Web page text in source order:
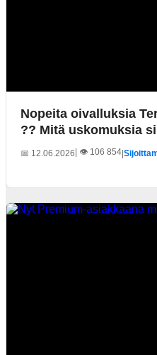
Nopeita oivalluksia
?? Mitä uskomuksia
📅 12.06.2026 | 👁️ 106 854|